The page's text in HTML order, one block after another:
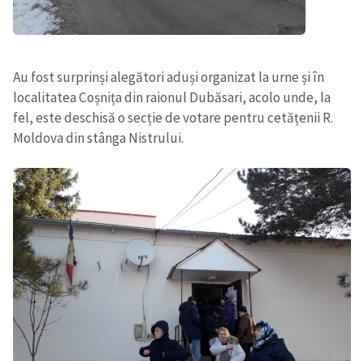
Au fost surprinși alegători aduși organizat la urne și în
localitatea Coșnița din raionul Dubăsari, acolo unde, la
fel, este deschisă o secție de votare pentru cetățenii R.
Moldova din stânga Nistrului.